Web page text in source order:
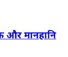
और मानहानि